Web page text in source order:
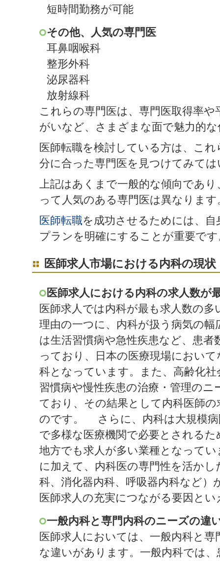
短時間勤務が可能
その他、人気の専門医
耳鼻咽喉科
整形外科
泌尿器科
放射線科
これらの専門医は、専門医取得率や
がいなど、さまざまな面で魅力的
医師転職を検討している方は、こ
分に合った専門医を見つけてみて
上記はあくまで一般的な傾向であ
って人気のある専門医は異なります
医師転職を成功させるためには、
プランを明確にすることが重要です
医師求人市場における内科の現状
医師求人における内科の求人数が
医師求人では内科が最も求人数の
理由の一つに、内科が扱う病気の
は生活習慣病や急性疾患など、患者
っており、日本の医療現場におい
科となっています。また、高齢化
習慣病や慢性疾患の治療・管理の
ており、その結果として内科医師
のです。 さらに、内科は大規模
で多様な医療機関で必要とされる
地方でも求人が多い業種となって
に加えて、内科医の専門性を活かし
科、消化器内科、呼吸器内科など）
医師求人の充実につながる要因と
一般内科と専門内科のニーズの違
医師求人においては、一般内科と
な違いがあります。一般内科では